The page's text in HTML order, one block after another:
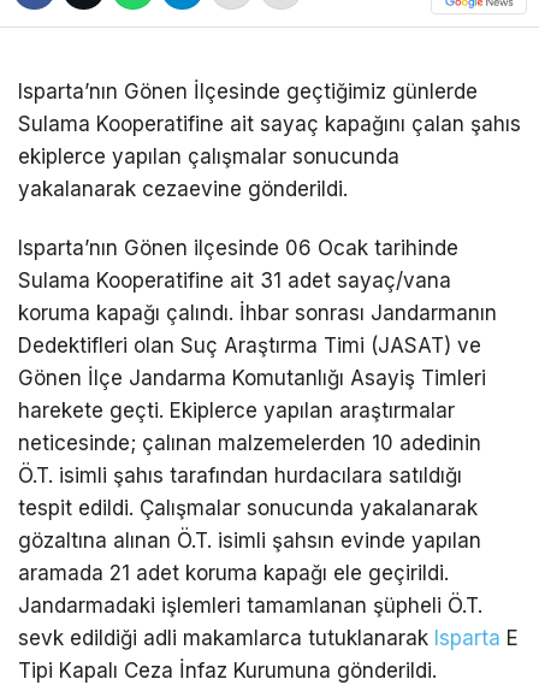
Isparta’nın Gönen İlçesinde geçtiğimiz günlerde
Sulama Kooperatifine ait sayaç kapağını çalan şahıs
ekiplerce yapılan çalışmalar sonucunda
yakalanarak cezaevine gönderildi.
Isparta’nın Gönen ilçesinde 06 Ocak tarihinde
Sulama Kooperatifine ait 31 adet sayaç/vana
koruma kapağı çalındı. İhbar sonrası Jandarmanın
Dedektifleri olan Suç Araştırma Timi (JASAT) ve
Gönen İlçe Jandarma Komutanlığı Asayiş Timleri
harekete geçti. Ekiplerce yapılan araştırmalar
neticesinde; çalınan malzemelerden 10 adedinin
Ö.T. isimli şahıs tarafından hurdacılara satıldığı
tespit edildi. Çalışmalar sonucunda yakalanarak
gözaltına alınan Ö.T. isimli şahsın evinde yapılan
aramada 21 adet koruma kapağı ele geçirildi.
Jandarmadaki işlemleri tamamlanan şüpheli Ö.T.
sevk edildiği adli makamlarca tutuklanarak Isparta E
Tipi Kapalı Ceza İnfaz Kurumuna gönderildi.